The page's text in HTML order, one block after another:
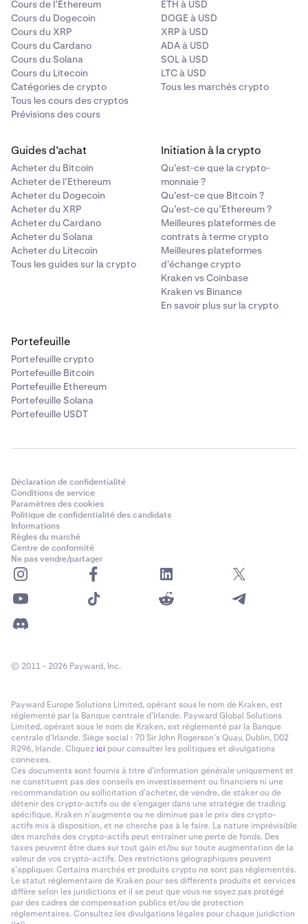
Cours de l’Ethereum
Cours du Dogecoin
Cours du XRP
Cours du Cardano
Cours du Solana
Cours du Litecoin
Catégories de crypto
Tous les cours des cryptos
Prévisions des cours
ETH à USD
DOGE à USD
XRP à USD
ADA à USD
SOL à USD
LTC à USD
Tous les marchés crypto
Guides d’achat
Acheter du Bitcoin
Acheter de l’Ethereum
Acheter du Dogecoin
Acheter du XRP
Acheter du Cardano
Acheter du Solana
Acheter du Litecoin
Tous les guides sur la crypto
Initiation à la crypto
Qu’est-ce que la crypto-
monnaie ?
Qu’est-ce que Bitcoin ?
Qu’est-ce qu’Ethereum ?
Meilleures plateformes de
contrats à terme crypto
Meilleures plateformes
d'échange crypto
Kraken vs Coinbase
Kraken vs Binance
En savoir plus sur la crypto
Portefeuille
Portefeuille crypto
Portefeuille Bitcoin
Portefeuille Ethereum
Portefeuille Solana
Portefeuille USDT
Déclaration de confidentialité
Conditions de service
Paramètres des cookies
Politique de confidentialité des candidats
Informations
Règles du marché
Centre de conformité
Ne pas vendre/partager
© 2011 - 2026 Payward, Inc.
Payward Europe Solutions Limited, opérant sous le nom de Kraken, est
réglementé par la Banque centrale d’Irlande. Payward Global Solutions
Limited, opérant sous le nom de Kraken, est réglementé par la Banque
centrale d’Irlande. Siège social : 70 Sir John Rogerson’s Quay, Dublin, D02
R296, Irlande. Cliquezici pour consulter les politiques et divulgations
connexes.
Ces documents sont fournis à titre d’information générale uniquement et
ne constituent pas des conseils en investissement ou financiers ni une
recommandation ou sollicitation d’acheter, de vendre, de staker ou de
détenir des crypto-actifs ou de s’engager dans une stratégie de trading
spécifique. Kraken n’augmente ou ne diminue pas le prix des crypto-
actifs mis à disposition, et ne cherche pas à le faire. La nature imprévisible
des marchés des crypto-actifs peut entraîner une perte de fonds. Des
taxes peuvent être dues sur tout gain et/ou sur toute augmentation de la
valeur de vos crypto-actifs. Des restrictions géographiques peuvent
s’appliquer. Certains marchés et produits crypto ne sont pas réglementés.
Le statut réglementaire de Kraken pour ses différents produits et services
diffère selon les juridictions et il se peut que vous ne soyez pas protégé
par des cadres de compensation publics et/ou de protection
réglementaires. Consultez les divulgations légales pour chaque juridiction